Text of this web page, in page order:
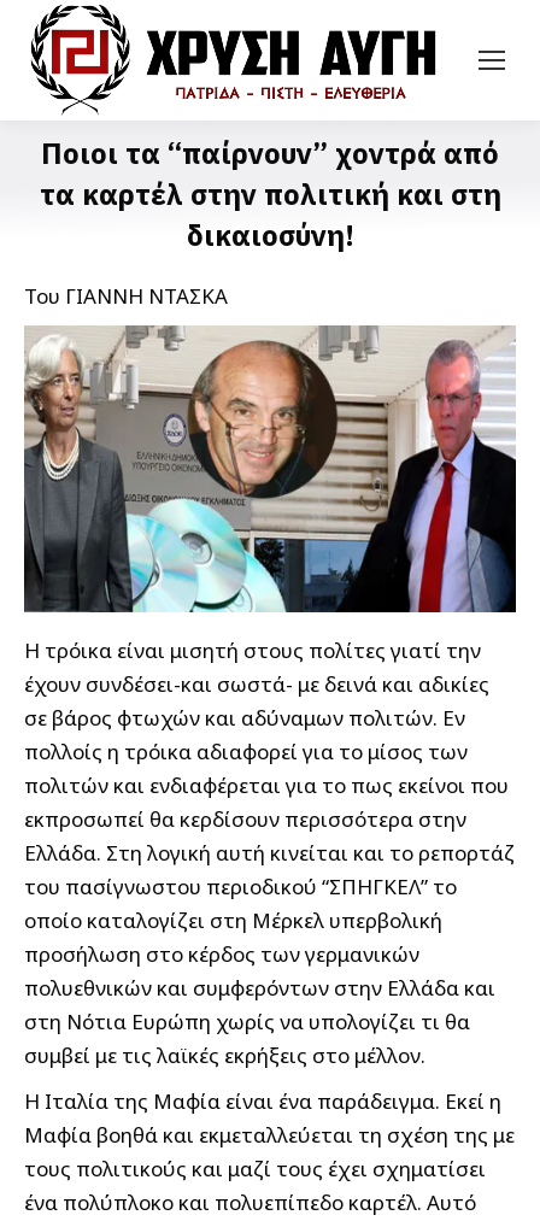
Ποιοι τα “παίρνουν” χοντρά από
τα καρτέλ στην πολιτική και στη
δικαιοσύνη!
Του ΓΙΑΝΝΗ ΝΤΑΣΚΑ
H τρόικα είναι μισητή στους πολίτες γιατί την
έχουν συνδέσει-και σωστά- με δεινά και αδικίες
σε βάρος φτωχών και αδύναμων πολιτών. Εν
πολλοίς η τρόικα αδιαφορεί για το μίσος των
πολιτών και ενδιαφέρεται για το πως εκείνοι που
εκπροσωπεί θα κερδίσουν περισσότερα στην
Ελλάδα. Στη λογική αυτή κινείται και το ρεπορτάζ
του πασίγνωστου περιοδικού “ΣΠΗΓΚΕΛ” το
οποίο καταλογίζει στη Μέρκελ υπερβολική
προσήλωση στο κέρδος των γερμανικών
πολυεθνικών και συμφερόντων στην Ελλάδα και
στη Νότια Ευρώπη χωρίς να υπολογίζει τι θα
συμβεί με τις λαϊκές εκρήξεις στο μέλλον.
Η Ιταλία της Μαφία είναι ένα παράδειγμα. Εκεί η
Μαφία βοηθά και εκμεταλλεύεται τη σχέση της με
τους πολιτικούς και μαζί τους έχει σχηματίσει
ένα πολύπλοκο και πολυεπίπεδο καρτέλ. Αυτό